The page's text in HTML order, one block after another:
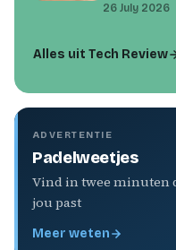
26 July 2026
Alles uit Tech Review
ADVERTENTIE
Padelweetjes
Vind in twee minuten
jou past
Meer weten